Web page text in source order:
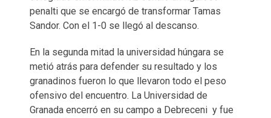
penalti que se encargó de transformar Tamas
Sandor. Con el 1-0 se llegó al descanso.
En la segunda mitad la universidad húngara se
metió atrás para defender su resultado y los
granadinos fueron lo que llevaron todo el peso
ofensivo del encuentro. La Universidad de
Granada encerró en su campo a Debreceni y fue